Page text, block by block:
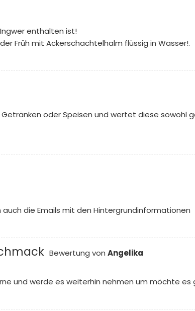
enthalten ist!
Früh mit Ackerschachtelhalm flüssig in Wasser!.
oder Speisen und wertet diese sowohl
die Emails mit den Hintergrundinformationen
Bewertung von Angelika
und werde es weiterhin nehmen um möchte